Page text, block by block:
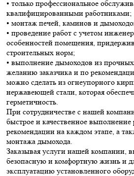
• только профессиональное
квалифицированными работниками;
• монтаж печей, каминов и
• проведение работ с учетом
особенностей помещения,
строительных норм;
• выполнение дымоходов из
желанию заказчика и по
можно сделать из огнеупорного
нержавеющей стали, которая
герметичность.
При сотрудничестве с нашей
быстрое и качественное выполнение
рекомендации на каждом этапе, а
монтажа дымохода.
Заказывая услуги нашей компании,
безопасную и комфортную жизнь и
эксплуатацию установленного